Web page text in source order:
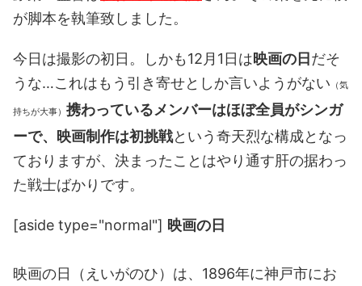
が脚本を執筆致しました。
今日は撮影の初日。しかも12月1日は映画の日 だそ
うな…これはもう引き寄せとしか言いようがない （気
持ちが大事） 携わっているメンバーはほぼ全員がシンガ
ーで、映画制作は初挑戦という奇天烈な構成となっ
ておりますが、決まったことはやり通す肝の据わっ
た戦士ばかりです。
[aside type="normal"] 映画の日
映画の日（えいがのひ）は、1896年に神戸市にお